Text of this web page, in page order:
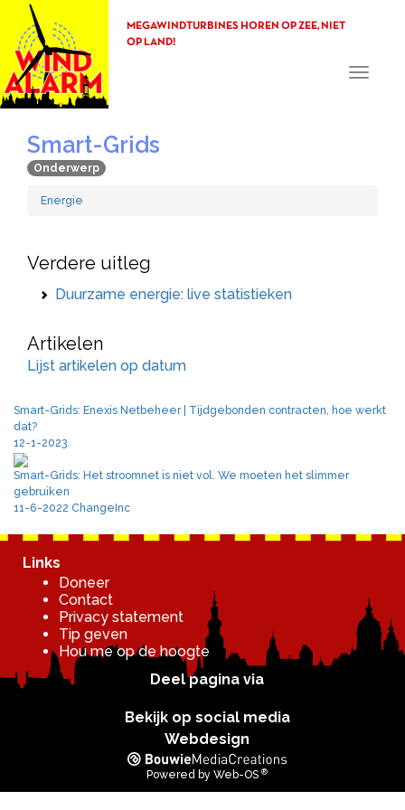
MEGAWINDTURBINES HOREN OP ZEE, NIET
OP LAND!
Toggle
Smart-Grids
Onderwerp
Energie
Verdere uitleg
Duurzame energie: live statistieken
Artikelen
Lijst artikelen op datum
Smart-Grids: Enexis Netbeheer | Tijdgebonden contracten, hoe werkt
dat?
12-1-2023
Smart-Grids: Het stroomnet is niet vol. We moeten het slimmer
gebruiken
11-6-2022 ChangeInc
Links
Doneer
Contact
Privacy statement
Tip geven
Hou me op de hoogte
Deel pagina via
Bekijk op social media
Webdesign
Powered by Web-OS ®